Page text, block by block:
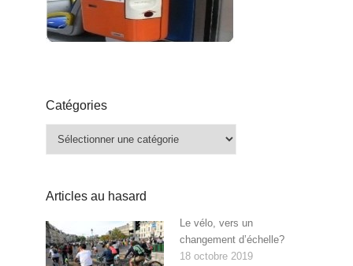
Catégories
Catégories
Articles au hasard
Le vélo, vers un
changement d’échelle?
18 octobre 2019